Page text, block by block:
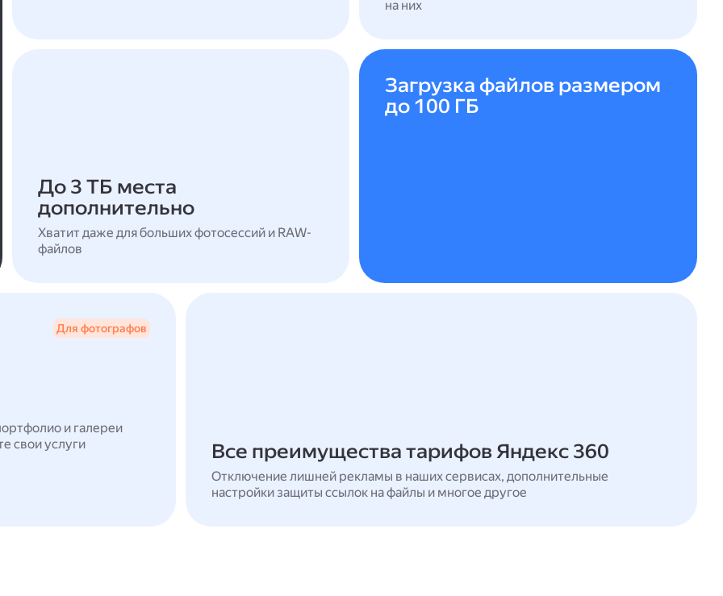
на них
До 3 ТБ места
дополнительно
Хватит даже для больших фотосессий и RAW-
файлов
Загрузка файлов размером
до 100 ГБ
и галереи
свои услуги
Для фотографов
Все преимущества тарифов Яндекс 360
Отключение лишней рекламы в наших сервисах, дополнительные
настройки защиты ссылок на файлы и многое другое